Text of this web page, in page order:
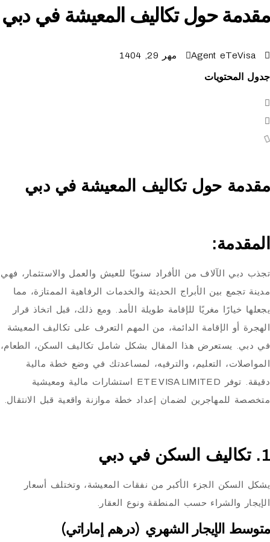
حول تكاليف المعيشة في دبي
Agent مهر 29, 1404
حول تكاليف المعيشة في دبي
الآلاف من الأفراد سنويًا للعيش والعمل والاستثمار، فهي
بين الأبراج الحديثة والخدمات الرفاهية الممتازة، مما
مغريًا للإقامة طويلة الأمد. ومع ذلك، قبل اتخاذ قرار
الإقامة الدائمة، من المهم التعرف علىتكاليف المعيشة
. يستعرض هذا المقال بشكل شامل تكاليف السكن، الطعام،
التعليم، والترفيه، لمساعدتك في وضع خطة مالية
ETE VISA LIMITEDاستشارات مالية ومعيشية
لضمان إعداد خطة موازنة واقعية قبل الانتقال.
الجزء الأكبر من نفقات المعيشة، وتختلف أسعار
والشراء حسب المنطقة ونوع العقار.
الإيجار الشهري (درهم إماراتي)